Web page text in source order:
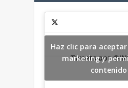
Tweets por
Haz clic para
marketing y
contenido